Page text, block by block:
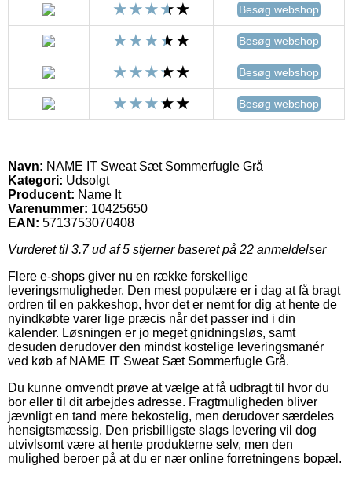
Besøg webshop
Besøg webshop
Besøg webshop
Besøg webshop
Navn: NAME IT Sweat Sæt Sommerfugle Grå
Kategori: Udsolgt
Producent: Name It
Varenummer: 10425650
EAN: 5713753070408
Vurderet til 3.7ud af 5 stjerner baseret på 22 anmeldelser
Flere e-shops giver nu en række forskellige
leveringsmuligheder. Den mest populære er i dag at få bragt
ordren til en pakkeshop, hvor det er nemt for dig at hente de
nyindkøbte varer lige præcis når det passer ind i din
kalender. Løsningen er jo meget gnidningsløs, samt
desuden derudover den mindst kostelige leveringsmanér
ved køb af NAME IT Sweat Sæt Sommerfugle Grå.
Du kunne omvendt prøve at vælge at få udbragt til hvor du
bor eller til dit arbejdes adresse. Fragtmuligheden bliver
jævnligt en tand mere bekostelig, men derudover særdeles
hensigtsmæssig. Den prisbilligste slags levering vil dog
utvivlsomt være at hente produkterne selv, men den
mulighed beroer på at du er nær online forretningens bopæl.